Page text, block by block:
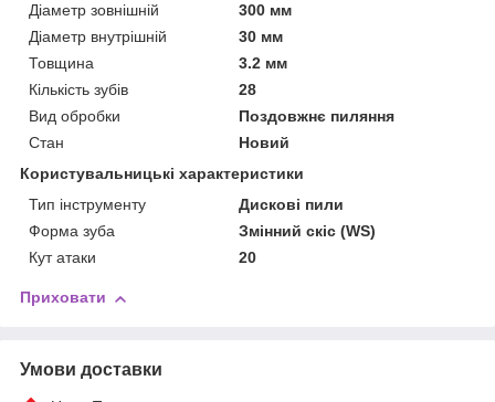
Діаметр зовнішній
300 мм
Діаметр внутрішній
30 мм
Товщина
3.2 мм
Кількість зубів
28
Вид обробки
Поздовжнє пиляння
Стан
Новий
Користувальницькі характеристики
Тип інструменту
Дискові пили
Форма зуба
Змінний скіс (WS)
Кут атаки
20
Приховати
Умови доставки